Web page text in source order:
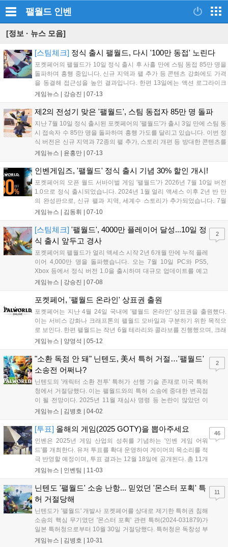
팰월드 인벤
[정보 · 뉴스 모음]
[스팀체크] 정식 출시 팰월드, 다시 '100만 동접' 노린다
포켓페어의 팰월드가 10일 정식 출시 후 사흘 만에 스팀 동접 85만 명을
돌파하며 흥행 중입니다. 신규 지역과 팰 추가 등 콘텐츠 강화에도 가격
을 동결해 접근성을 높인 결과입니다. 한편 13일에는 액션 로그라이크
어센드 투 제로가 정식 출시되었으며, 10일 얼리 액세스를 시작한 협동
의 아이들은 대규모 업데이트로 매출 순위가 상승하며 긍정적인 평가를
회복했습니다....
게임뉴스 | 강승진 07-13
제2의 전성기 맞은 '팰월드', 스팀 동접자 85만 명 돌파
지난 7월 10일 정식 출시된 포켓페어의 '팰월드'가 출시 3일 만에 스팀 동
시 접속자 수 85만 명을 돌파하며 흥행 가도를 달리고 있습니다. 이번 정
식 버전은 신규 지역과 72종의 팰 추가, 스토리 개편 등 방대한 콘텐츠를
담았음에도 기존 가격을 유지해 이용자들의 큰 호응을 얻었습니다. 꾸준
맞은 팰월드가 앞으로 어떤 기록을 써 내려갈지 업계의 관심이 집중되고
있습니다....
게임뉴스 | 윤홍만 07-13
인벤게임즈, '팰월드' 정식 출시 기념 30% 할인 개시!
포켓페어의 오픈 월드 서바이벌 게임 '팰월드'가 2026년 7월 10일 버전
1.0으로 정식 출시되었습니다. 2024년 1월 얼리 액세스 이후 2년 반 만
의 완성판으로, 신규 팰과 지역, 세계수 스토리가 추가되었습니다. 7월
24일 오전 2시까지 30% 할인 행사가 진행되며, PC와 PS5, Xbox에서
종판을 선보였다고 밝혔습니다....
게임뉴스 | 김동휘 07-10
[스팀체크] '팰월드', 4000만 플레이어 달성...10일 정
식 출시 앞두고 경사
포켓페어의 팰월드가 얼리 액세스 시작 2년 6개월 만에 누적 플레
이어 4,000만 명을 돌파했습니다. 오는 7월 10일 PC와 PS5,
Xbox 등에서 정식 버전 1.0을 출시하며 대규모 업데이트를 예고
했습니다. 한편, 7월 7일에는 초자연 라이프 시뮬레이션 문라이트
버전 업데이트와 함께 스팀에 정식 출시되어 신규 캐릭터와 콘텐
츠를 선보였습니다....
게임뉴스 | 강승진 07-08
2
포켓페어, '팰월드 온라인' 상표권 출원
포켓페어는 지난 4월 24일 국내에 '팰월드 온라인' 상표권을 출원했다.
이는 서비스 강화나 크래프톤의 팰월드 모바일과 구분하기 위한 목적으
로 보인다. 한편 팰월드는 작년 6월 테라리와 콜라보를 진행했으며, 크래
프톤은 11월 지스타에서 팰월드 모바일을 최초 공개한 뒤 12월 한국 및
게임뉴스 | 양영석 05-12
"소환 독점 안 돼" 닌텐도, 美서 특허 거절…'팰월드'
소송전 어쩌나?
닌텐도의 '캐릭터 소환 전투' 특허가 선행 기술 존재로 미국 특허
청에서 거절당했다. 이는 팰월드와의 특허 소송에 중대한 변곡점
이 될 전망이다. 2025년 11월 재심사 명령 등 논란이 많았던 이
특허는 닌텐도의 항소 절차가 남았지만, 팰월드 측에 유리한 고지
게임뉴스 | 김병호 04-02
2
[투표] 올해의 게임(2025 GOTY)을 뽑아주세요
인벤은 2025년 게임 산업의 성취를 기념하는 '인벤 게임 어워
드'를 개최한다. 유저 투표를 확대 운영하여 게이머의 목소리를 적
극 반영할 예정이며, 투표 결과는 12월 18일에 공개된다. 총 11개
부문에서 유저 투표로 수상작을 결정하며, '올해의 게임'과 '최고
지 진행되며, 참여자에게는 추첨을 통해 경품을 제공하는 이벤트
도 진행한다....
게임뉴스 | 인벤팀 11-03
46
닌텐도 '팰월드' 소송 난항... 믿었던 '몬스터 포획' 특
허 거절당해
닌텐도가 '팰월드' 개발사 포켓페어를 상대로 제기한 특허권 침해
소송의 핵심 무기였던 '몬스터 포획' 관련 특허(2024-031879)가
일본 특허청으로부터 10월 30일 거절당했다. 특허청은 독창성 부
족을 이유로 기각했으며, '아크: 서바이벌 이볼브드' 등 다수 게임
게임뉴스 | 김병호 10-31
11